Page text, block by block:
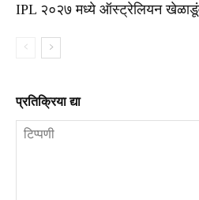
IPL २०२७ मध्ये ऑस्ट्रेलियन
प्रतिक्रिया द्या